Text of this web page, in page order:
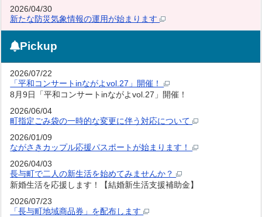
2026/04/30
新たな防災気象情報の運用が始まります
Pickup
2026/07/22
「平和コンサートinながよvol.27」開催！
8月9日「平和コンサートinながよvol.27」開催！
2026/06/04
町指定ごみ袋の一時的な変更に伴う対応について
2026/01/09
ながさきカップル応援パスポートが始まります！
2026/04/03
長与町で二人の新生活を始めてみませんか？
新婚生活を応援します！【結婚新生活支援補助金】
2026/07/23
「長与町地域商品券」を配布します